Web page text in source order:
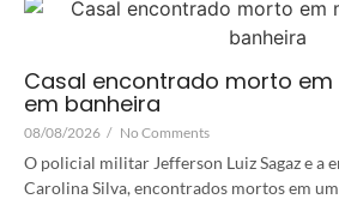
Casal encontrado morto
em banheira
08/08/2026 / No Comments
O policial militar Jefferson Luiz Sagaz e a
Carolina Silva, encontrados mortos em um